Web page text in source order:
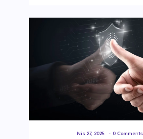
Nis 27, 2025 - 0 Comments